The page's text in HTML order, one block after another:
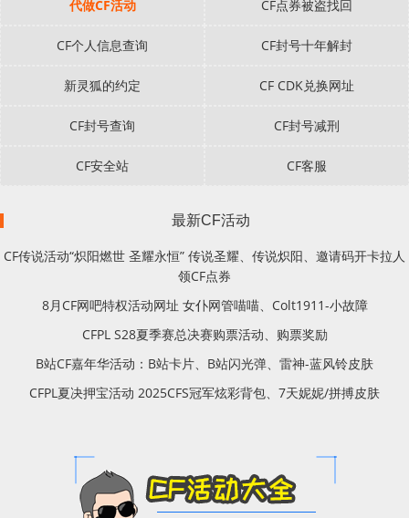
代做CF活动 CF点券被盗找回
CF个人信息查询 CF封号十年解封
新灵狐的约定 CF CDK兑换网址
CF封号查询 CF封号减刑
CF安全站 CF客服
最新CF活动
CF传说活动“炽阳燃世 圣耀永恒” 传说圣耀、传说炽阳、邀请码开卡拉人
领CF点券
8月CF网吧特权活动网址 女仆网管喵喵、Colt1911-小故障
CFPL S28夏季赛总决赛购票活动、购票奖励
B站CF嘉年华活动：B站卡片、B站闪光弹、雷神-蓝风铃皮肤
CFPL夏决押宝活动 2025CFS冠军炫彩背包、7天妮妮/拼搏皮肤